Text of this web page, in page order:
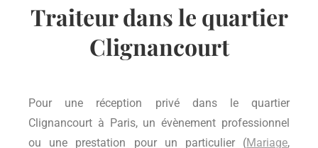
Traiteur dans le quartier
Clignancourt
Pour une réception privé dans le quartier
Clignancourt à Paris, un évènement professionnel
ou une prestation pour un particulier (Mariage,